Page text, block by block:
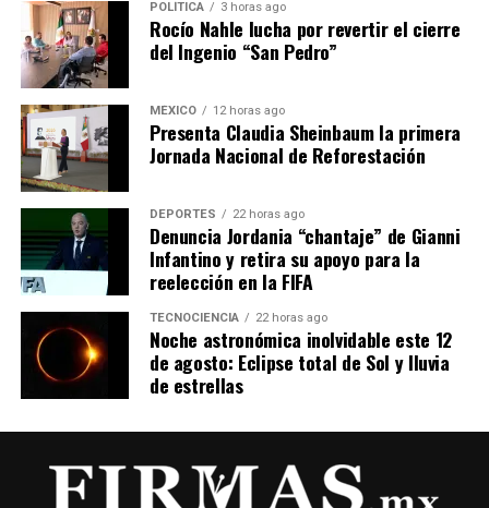
POLÍTICA 3 horas ago
Rocío Nahle lucha por revertir el cierre
del Ingenio “San Pedro”
MÉXICO 12 horas ago
Presenta Claudia Sheinbaum la primera
Jornada Nacional de Reforestación
DEPORTES 22 horas ago
Denuncia Jordania “chantaje” de Gianni
Infantino y retira su apoyo para la
reelección en la FIFA
TECNOCIENCIA 22 horas ago
Noche astronómica inolvidable este 12
de agosto: Eclipse total de Sol y lluvia
de estrellas